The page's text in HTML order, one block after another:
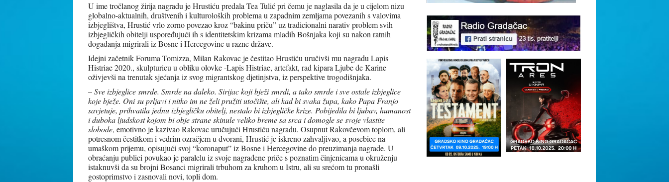
U ime tročlanog žirija nagradu je Hrustiću predala Tea Tulić pri čemu je naglasila da je u cijelom nizu
globalno-aktualnih, društvenih i kulturoloških problema u zapadnim zemljama povezanih s valovima
izbjeglištva, Hrustić vrlo zorno povezao kroz “bakinu priču” uz tradicionalni narativ problem svih
izbjegličkih obitelji uspoređujući ih s identitetskim krizama mladih Bošnjaka koji su nakon ratnih
događanja migrirali iz Bosne i Hercegovine u razne države.
Idejni začetnik Foruma Tomizza, Milan Rakovac je čestitao Hrustiću uručivši mu nagradu Lapis
Histriae 2020., skulpturicu u obliku olovke -Lapis Histriae, artefakt, rad kipara Ljube de Karine
oživjevši na trenutak sjećanja iz svog migrantskog djetinjstva, iz perspektive trogodišnjaka.
–Sve izbjeglice smrde. Smrde na daleko. Sirijac koji bježi smrdi, a tako smrde i sve ostale izbjeglice
koje bježe. Oni su prljavi i nitko im ne želi pružiti utočište, ali kad bi svaka župa, kako Papa Franjo
savjetuje, prihvatila jednu izbjegličku obitelj, nestalo bi izbjegličke krize. Pobijedila bi ljubav, humanost
i duboka ljudskost kojom bi obje strane skinule veliko breme sa srca i domogle se svoje vlastite
slobode, emotivno je kazivao Rakovac uručujući Hrustiću nagradu. Osupnut Rakovčevom toplom, ali
potresnom čestitkom i vedrim ozračjem u dvorani, Hrustić je iskreno zahvaljivao, a posebice na
umaškom prijemu, opisujući svoj “koronaput” iz Bosne i Hercegovine do preuzimanja nagrade. U
obraćanju publici povukao je paralelu iz svoje nagrađene priče s poznatim činjenicama u okruženju
istaknuvši da su brojni Bosanci migrirali trbuhom za kruhom u Istru, ali su srećom tu pronašli
gostoprimstvo i zasnovali novi, topli dom.